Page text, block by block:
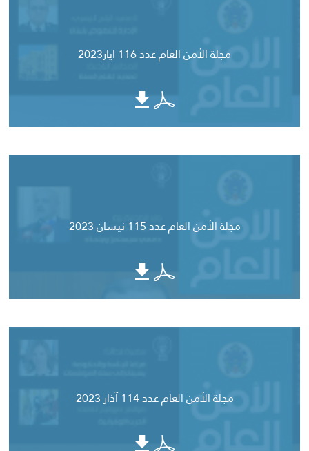
مجلة الأمن العام عدد 116 ايار2023
مجلة الأمن العام عدد 115 نيسان 2023
مجلة الأمن العام عدد 114 آذار 2023